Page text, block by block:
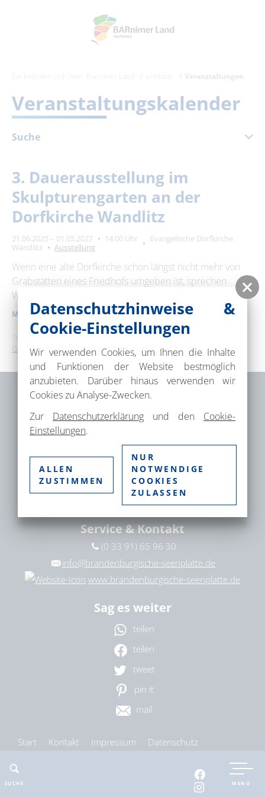
MENÜ
SUCHE
Veranstaltungen
Veranstaltungskalender
Suche
Februar 2027
Mo Di Mi Do Fr
1 2 3 4 5
8
9 10 11 12
15
16 17 18 19 20
21
22
23 24 25 26 27 28
Erweiterte Suche
Zeitraum
bis
Kategorie
Suchbegriff
Ort
SUCHEN
ZURÜCKSETZEN
3. Dauerausstellung im
Skulpturengarten an der
Dorfkirche Wandlitz
21.06.2025 – 01.05.2027 14:00 Uhr
Evangelische Dorfkirche
Wandlitz
Ausstellung
Wenn eine alte Dorfkirche schon längst nicht mehr von
Grabstätten eines Friedhofs umgeben ist, sprechen
Wiese und Bäume um sie …
MEHR ERFAHREN
Dies ist ein Service derTMB Tourismus-Marketing Brandenburg
GmbH.
Brandenburgische Seenplatte GmbH –
Gesellschaft für Tourismus und
Markenmanagement
Fischbänkenstr. 8
16816 Neuruppin
Service & Kontakt
(0 33 91) 65 96 30
info@brandenburgische-seenplatte.de
www.brandenburgische-seenplatte.de
Sag es weiter
teilen
teilen
tweet
pin it
mail
Start Kontakt Impressum
Datenschutz
Datenschutzhinweise &
Cookie-Einstellungen
Wir verwenden Cookies, um Ihnen die Inhalte
und Funktionen der Website bestmöglich
anzubieten. Darüber hinaus verwenden wir
Cookies zu Analyse-Zwecken.
Zur Datenschutzerklärung und den Cookie-
Einstellungen.
ALLEN
ZUSTIMMEN
NUR
NOTWENDIGE
COOKIES
ZULASSEN